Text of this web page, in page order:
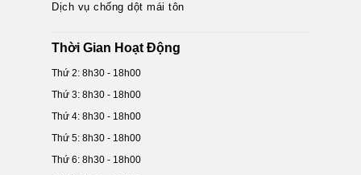
Dịch vụ chống dột mái tôn
Thời Gian Hoạt Động
Thứ 2: 8h30 - 18h00
Thứ 3: 8h30 - 18h00
Thứ 4: 8h30 - 18h00
Thứ 5: 8h30 - 18h00
Thứ 6: 8h30 - 18h00